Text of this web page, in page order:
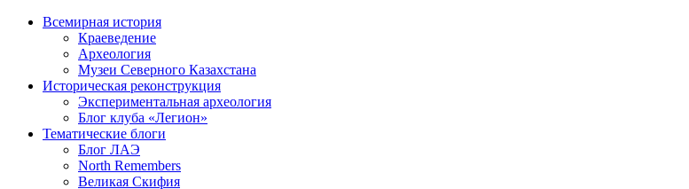
Всемирная история
Краеведение
Археология
Музеи Северного Казахстана
Историческая реконструкция
Экспериментальная археология
Блог клуба «Легион»
Тематические блоги
Блог ЛАЭ
North Remembers
Великая Скифия